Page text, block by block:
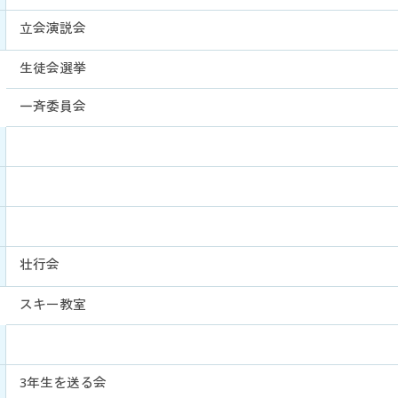
立会演説会
生徒会選挙
一斉委員会
壮行会
スキー教室
3年生を送る会